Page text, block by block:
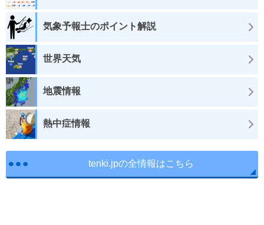
気象予報士のポイント解説
世界天気
地震情報
熱中症情報
tenki.jpの全情報はこちら